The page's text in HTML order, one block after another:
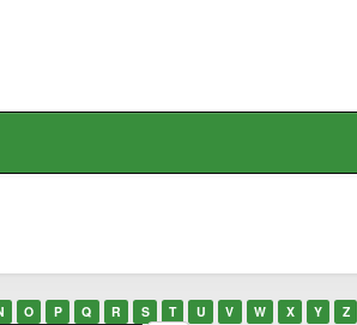
O P Q R S T U V W X Y Z